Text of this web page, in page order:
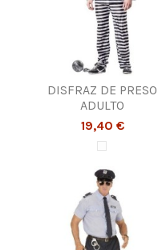
DISFRAZ DE PRESO
ADULTO
19,40 €